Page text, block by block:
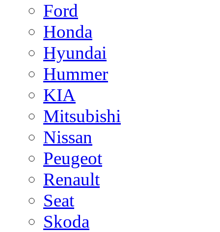
Ford
Honda
Hyundai
Hummer
KIA
Mitsubishi
Nissan
Peugeot
Renault
Seat
Skoda